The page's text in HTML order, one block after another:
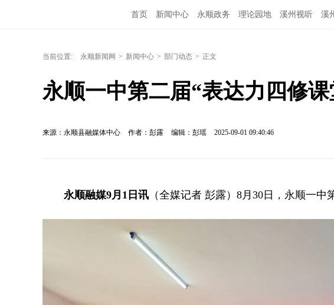
首页 新闻中心 永顺政务 理论园地 溪州视听 溪
当前位置: 永顺新闻网 > 新闻中心 > 部门动态 > 正文
永顺一中第二届“表达力四修
来源：永顺县融媒体中心 作者：彭露 编辑：彭瑶 2025-09-01 09:40:46
永顺融媒9月1日讯 （全媒记者 彭露）8月30日，永顺一中